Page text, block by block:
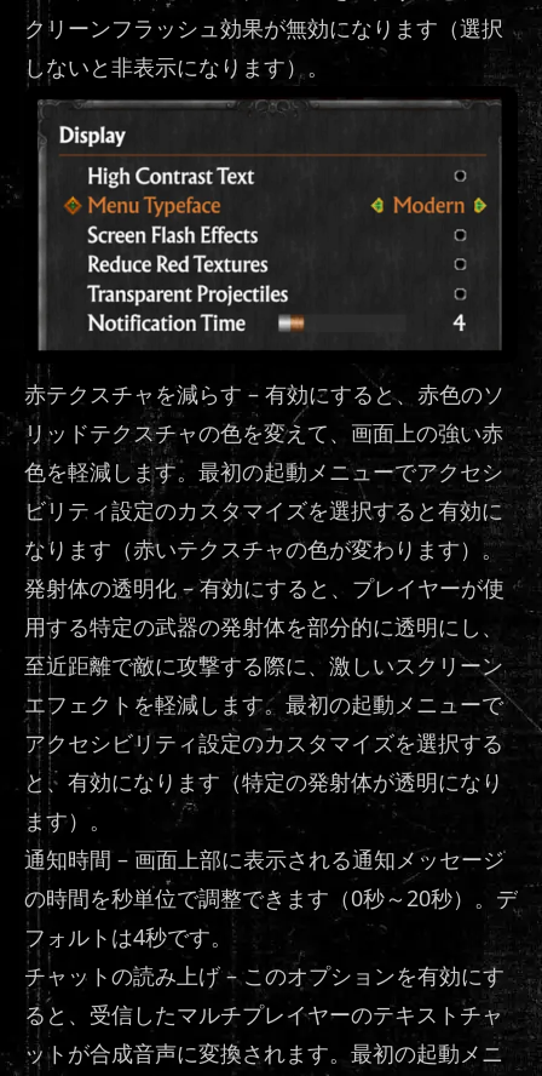
クリーンフラッシュ効果が無効になります（選択
しないと非表示になります）。
赤テクスチャを減らす – 有効にすると、赤色のソ
リッドテクスチャの色を変えて、画面上の強い赤
色を軽減します。最初の起動メニューでアクセシ
ビリティ設定のカスタマイズを選択すると有効に
なります（赤いテクスチャの色が変わります）。
発射体の透明化 – 有効にすると、プレイヤーが使
用する特定の武器の発射体を部分的に透明にし、
至近距離で敵に攻撃する際に、激しいスクリーン
エフェクトを軽減します。最初の起動メニューで
アクセシビリティ設定のカスタマイズを選択する
と、有効になります（特定の発射体が透明になり
ます）。
通知時間 – 画面上部に表示される通知メッセージ
の時間を秒単位で調整できます（0秒～20秒）。デ
フォルトは4秒です。
チャットの読み上げ – このオプションを有効にす
ると、受信したマルチプレイヤーのテキストチャ
ットが合成音声に変換されます。最初の起動メニ